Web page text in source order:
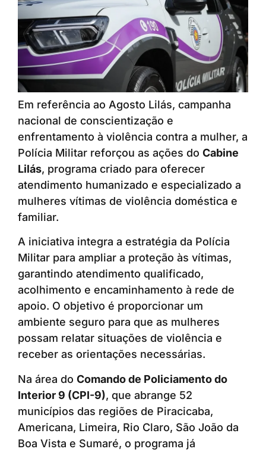
Em referência ao Agosto Lilás, campanha
nacional de conscientização e
enfrentamento à violência contra a mulher, a
Polícia Militar reforçou as ações do Cabine
Lilás, programa criado para oferecer
atendimento humanizado e especializado a
mulheres vítimas de violência doméstica e
familiar.
A iniciativa integra a estratégia da Polícia
Militar para ampliar a proteção às vítimas,
garantindo atendimento qualificado,
acolhimento e encaminhamento à rede de
apoio. O objetivo é proporcionar um
ambiente seguro para que as mulheres
possam relatar situações de violência e
receber as orientações necessárias.
Na área do Comando de Policiamento do
Interior 9 (CPI-9), que abrange 52
municípios das regiões de Piracicaba,
Americana, Limeira, Rio Claro, São João da
Boa Vista e Sumaré, o programa já